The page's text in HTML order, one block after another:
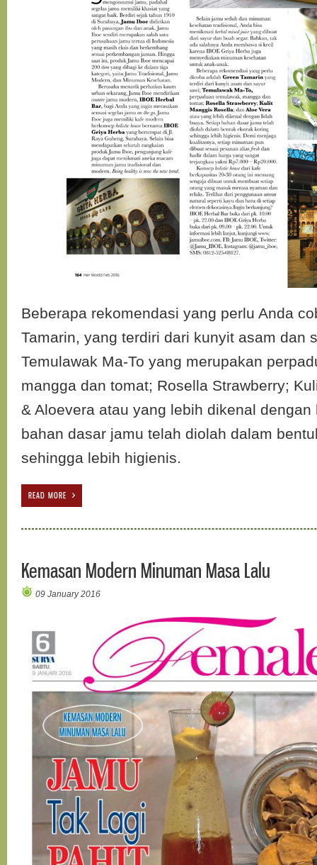
Beberapa rekomendasi yang perlu Anda
Tamarin, yang terdiri dari kunyit asam dan
Temulawak Ma-To yang merupakan
mangga dan tomat; Rosella Strawberry;
& Aloevera atau yang lebih dikenal
bahan dasar jamu telah diolah dalam
sehingga lebih higienis.
READ MORE
Kemasan Modern Minuman Masa Lalu
09 January 2016